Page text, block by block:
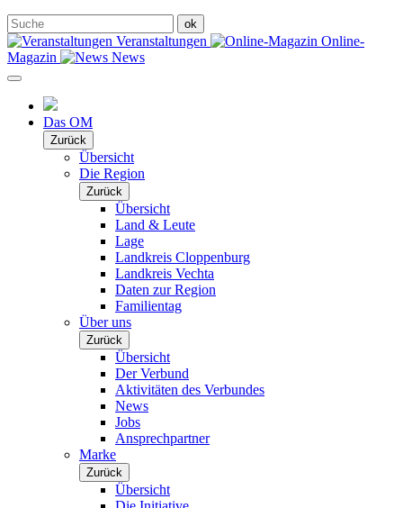
Veranstaltungen
Online-
Magazin
News
Das OM
Zurück
Übersicht
Die Region
Zurück
Übersicht
Land & Leute
Lage
Landkreis Cloppenburg
Landkreis Vechta
Daten zur Region
Familientag
Über uns
Zurück
Übersicht
Der Verbund
Aktivitäten des Verbundes
News
Jobs
Ansprechpartner
Marke
Zurück
Übersicht